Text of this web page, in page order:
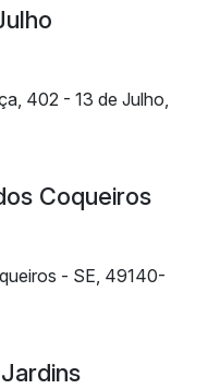
402 - 13 de Julho,
Coqueiros
- SE, 49140-